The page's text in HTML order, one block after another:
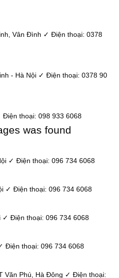
Vân Đình ✓ Điện thoại: 0378
- Hà Nội ✓ Điện thoại: 0378 90
Điện thoại: 098 933 6068
was found
✓ Điện thoại: 096 734 6068
✓ Điện thoại: 096 734 6068
✓ Điện thoại: 096 734 6068
Điện thoại: 096 734 6068
Văn Phú, Hà Đông ✓ Điện thoại: